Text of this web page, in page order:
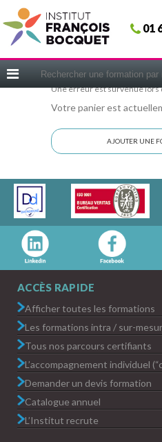
01
Fermer
ACCUEIL
CERIFICATIONS
INTRAS | SUR-MESURE
COACHING
NOUS CONNAÎTRE
CONSEILS MICRO-COACHING
PODCAST
WEBINAIRES
Une erreur est survenue lors
Votre panier est
AJOUTER UNE
ACCÈS RAPIDE
Afficher toutes les formations
Les formations intra / sur-
Tous nos parcours certifiants
L’accompagnement individuel
Demander un devis formation
Catalogue annuel
L’Institut recrute